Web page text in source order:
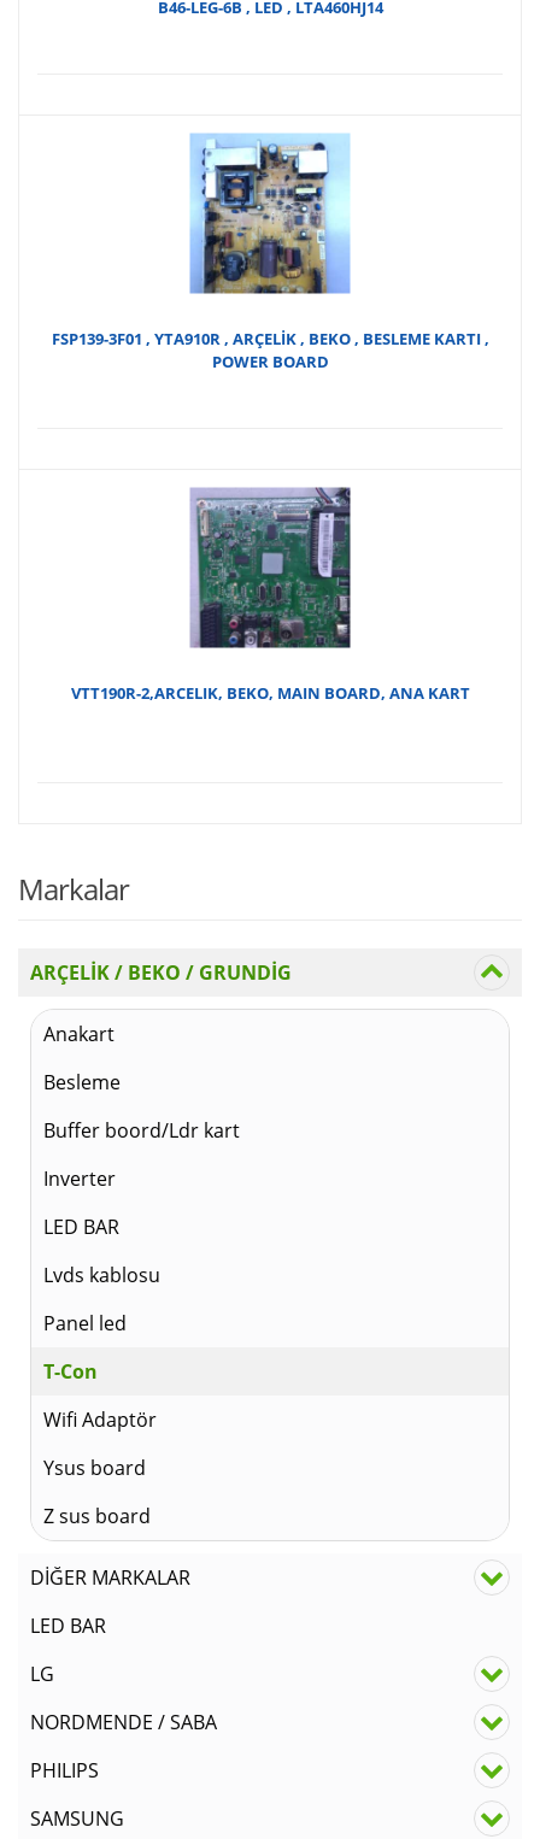
B46-LEG-6B , LED , LTA460HJ14
FSP139-3F01 , YTA910R , ARÇELİK , BEKO , BESLEME KARTI ,
POWER BOARD
VTT190R-2,ARCELIK, BEKO, MAIN BOARD, ANA KART
Markalar
ARÇELİK / BEKO / GRUNDİG
Anakart
Besleme
Buffer boord/Ldr kart
Inverter
LED BAR
Lvds kablosu
Panel led
T-Con
Wifi Adaptör
Ysus board
Z sus board
DİĞER MARKALAR
LED BAR
LG
NORDMENDE / SABA
PHILIPS
SAMSUNG